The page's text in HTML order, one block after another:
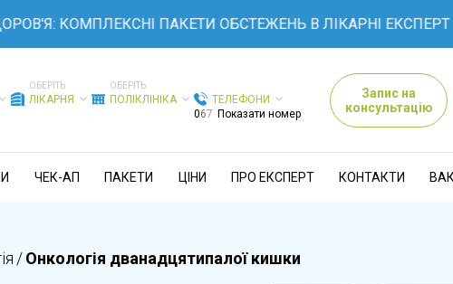
КОМПЛЕКСНІ ПАКЕТИ ОБСТЕЖЕНЬ В ЛІКАРНІ ЕКСПЕРТ
ОБЕРІТЬ
ЛІКАРНЯ
ОБЕРІТЬ
ПОЛІКЛІНІКА
ТЕЛЕФОНИ
067 Показати номер
Запис на
консультацію
ЧЕК-АП ПАКЕТИ ЦІНИ ПРО ЕКСПЕРТ КОНТАКТИ
/Онкологія дванадцятипалої кишки